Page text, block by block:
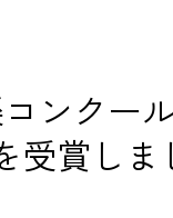
コンクー
受賞しま